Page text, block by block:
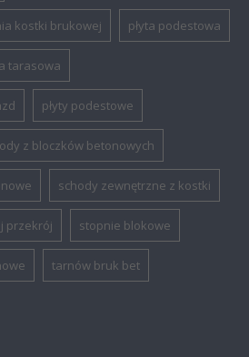
kostki brukowej płyta podestowa
tarasowa
płyty podestowe
z bloczków betonowych
schody zewnętrzne z kostki
przekrój stopnie blokowe
tarnów bruk bet